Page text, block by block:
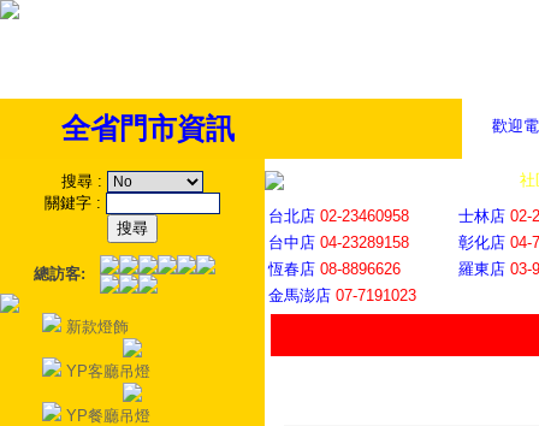
歡迎
全省門市資訊
搜尋 :
關鍵字 :
總訪客:
新款燈飾
YP客廳吊燈
YP餐廳吊燈
社
台北店 02-23460958 士林店 02-
台中店 04-23289158 彰化店 04-
恆春店 08-8896626 羅東店 03-
金馬澎店 07-7191023